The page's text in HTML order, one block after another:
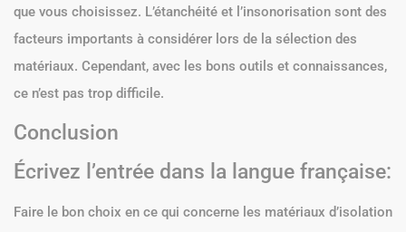
que vous choisissez. L’étanchéité et l’insonorisation sont des
facteurs importants à considérer lors de la sélection des
matériaux. Cependant, avec les bons outils et connaissances,
ce n’est pas trop difficile.
Conclusion
Écrivez l’entrée dans la langue française:
Faire le bon choix en ce qui concerne les matériaux d’isolation